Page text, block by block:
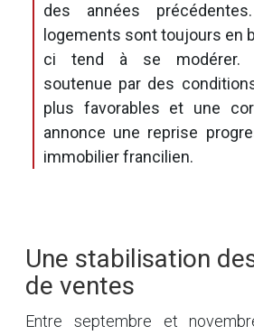
des années
logements sont toujours en
ci tend à se modérer.
soutenue par des
plus favorables et une
annonce une reprise
immobilier francilien.
Une stabilisation
de ventes
Entre septembre et